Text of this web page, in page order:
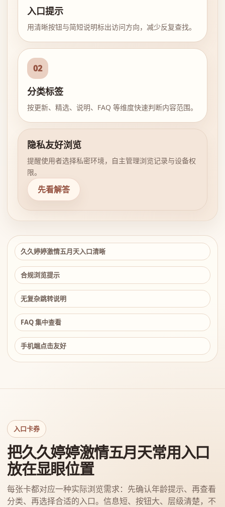
入口提示
用清晰按钮与简短说明标出访问方向，减少反复查找。
02
分类标签
按更新、精选、说明、FAQ 等维度快速判断内容范围。
隐私友好浏览
提醒使用者选择私密环境，自主管理浏览记录与设备权
限。
先看解答
久久婷婷激情五月天入口清晰
合规浏览提示
无复杂跳转说明
FAQ 集中查看
手机端点击友好
入口卡券
把久久婷婷激情五月天常用入口
放在显眼位置
每张卡都对应一种实际浏览需求：先确认年龄提示、再查看
分类、再选择合适的入口。信息短、按钮大、层级清楚，不